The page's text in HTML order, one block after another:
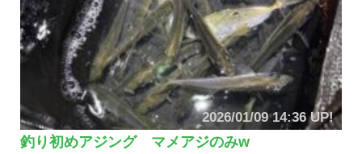
2026/01/09 14:36 UP!
釣り初めアジング マメアジのみw